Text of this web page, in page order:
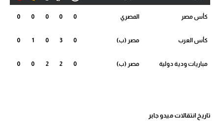
الدوري الإنجليزي الممتاز
الدوري السعودي للمحترفين
كأس مصر المصري 0
0
0
0
0
كأس العرب مصر (ب) 0
3
0
1
0
مباريات ودية دولية مصر (ب) 0
2
2
0
0
تاريخ انتقالات ميدو جابر